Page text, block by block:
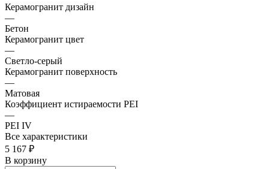
Керамогранит дизайн
—
Бетон
Керамогранит цвет
—
Светло-серый
Керамогранит поверхность
—
Матовая
Коэффициент истираемости PEI
—
PEI IV
Все характеристики
5 167 ₽
В корзину